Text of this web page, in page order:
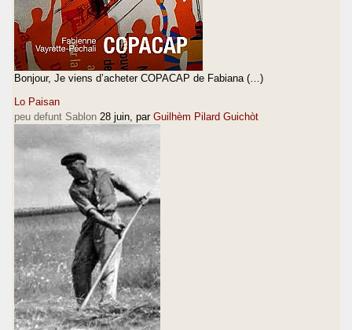
Bonjour, Je viens d’acheter COPACAP de Fabiana (…)
Lo Paisan
peu defunt Sablon 28 juin , par Guilhèm Pilard Guichòt